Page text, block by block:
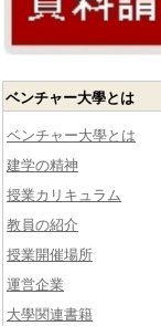
ベンチャー大學とは
ベンチャー大學とは
建学の精神
授業カリキュラム
教員の紹介
授業開催場所
運営企業
大學関連書籍